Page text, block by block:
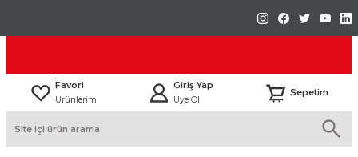
Favori
Ürünlerim
Giriş Yap
Üye Ol
Sepetim